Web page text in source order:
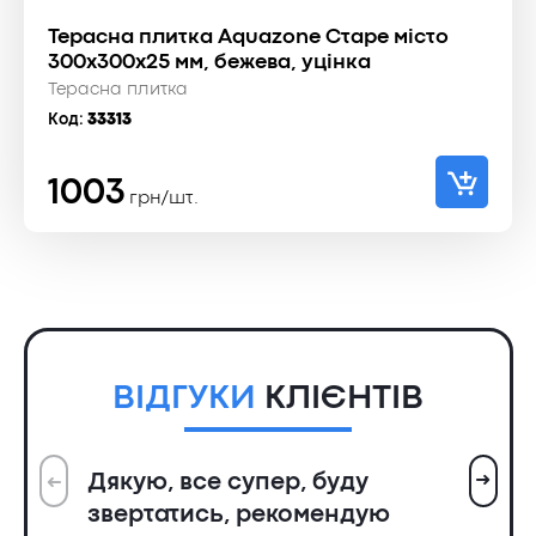
Терасна плитка Aquazone Старе місто
300х300х25 мм, бежева, уцінка
Терасна плитка
Код: 33313
1003 грн/шт.
ВІДГУКИ КЛІЄНТІВ
Дякую, все супер, буду
звертатись, рекомендую
➜ ➜